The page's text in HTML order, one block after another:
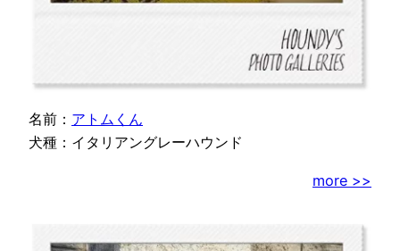
名前： アトムくん
犬種：イタリアングレーハウンド
more >>